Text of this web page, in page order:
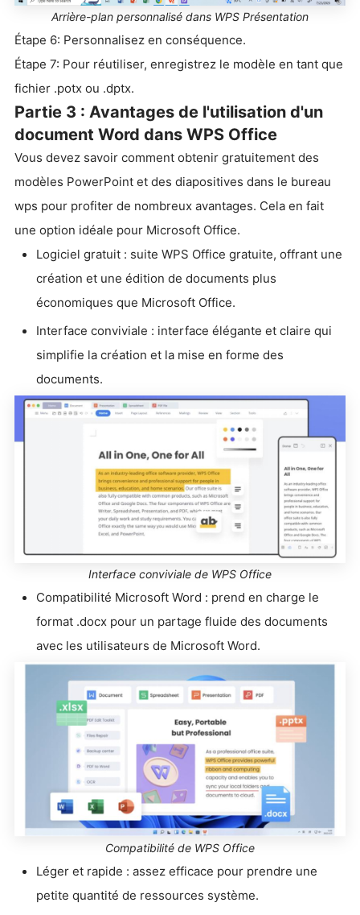
Arrière-plan personnalisé dans WPS Présentation
Étape 6: Personnalisez en conséquence.
Étape 7: Pour réutiliser, enregistrez le modèle en tant que
fichier .potx ou .dptx.
Partie 3 : Avantages de l'utilisation d'un
document Word dans WPS Office
Vous devez savoir comment obtenir gratuitement des
modèles PowerPoint et des diapositives dans le bureau
wps pour profiter de nombreux avantages. Cela en fait
une option idéale pour Microsoft Office.
Logiciel gratuit : suite WPS Office gratuite, offrant une
création et une édition de documents plus
économiques que Microsoft Office.
Interface conviviale : interface élégante et claire qui
simplifie la création et la mise en forme des
documents.
Interface conviviale de WPS Office
Compatibilité Microsoft Word : prend en charge le
format .docx pour un partage fluide des documents
avec les utilisateurs de Microsoft Word.
Compatibilité de WPS Office
Léger et rapide : assez efficace pour prendre une
petite quantité de ressources système.